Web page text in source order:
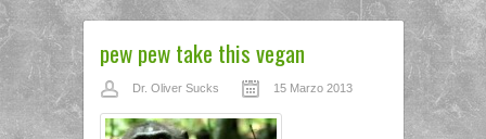
pew pew take this vegan
Dr. Oliver Sucks 15 Marzo 2013